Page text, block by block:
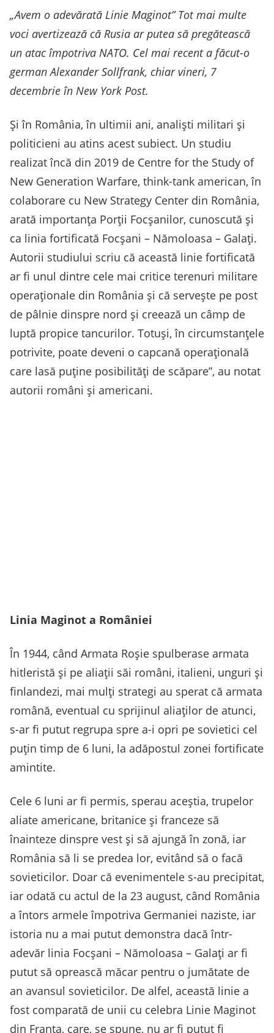
„Avem o adevărată Linie Maginot” Tot mai multe
voci avertizează că Rusia ar putea să pregătească
un atac împotriva NATO. Cel mai recent a făcut-o
german Alexander Sollfrank, chiar vineri, 7
decembrie în New York Post.
Și în România, în ultimii ani, analiști militari și
politicieni au atins acest subiect. Un studiu
realizat încă din 2019 de Centre for the Study of
New Generation Warfare, think-tank american, în
colaborare cu New Strategy Center din România,
arată importanța Porții Focșanilor, cunoscută și
ca linia fortificată Focșani – Nămoloasa – Galați.
Autorii studiului scriu că această linie fortificată
ar fi unul dintre cele mai critice terenuri militare
operaționale din România și că servește pe post
de pâlnie dinspre nord și creează un câmp de
luptă propice tancurilor. Totuși, în circumstanțele
potrivite, poate deveni o capcană operațională
care lasă puține posibilități de scăpare”, au notat
autorii români și americani.
Linia Maginot a României
În 1944, când Armata Roșie spulberase armata
hitleristă și pe aliații săi români, italieni, unguri și
finlandezi, mai mulți strategi au sperat că armata
română, eventual cu sprijinul aliaților de atunci,
s-ar fi putut regrupa spre a-i opri pe sovietici cel
puțin timp de 6 luni, la adăpostul zonei fortificate
amintite.
Cele 6 luni ar fi permis, sperau aceștia, trupelor
aliate americane, britanice și franceze să
înainteze dinspre vest și să ajungă în zonă, iar
România să li se predea lor, evitând să o facă
sovieticilor. Doar că evenimentele s-au precipitat,
iar odată cu actul de la 23 august, când România
a întors armele împotriva Germaniei naziste, iar
istoria nu a mai putut demonstra dacă într-
adevăr linia Focșani – Nămoloasa – Galați ar fi
putut să oprească măcar pentru o jumătate de
an avansul sovieticilor. De alfel, această linie a
fost comparată de unii cu celebra Linie Maginot
din Franța, care, se spune, nu ar fi putut fi